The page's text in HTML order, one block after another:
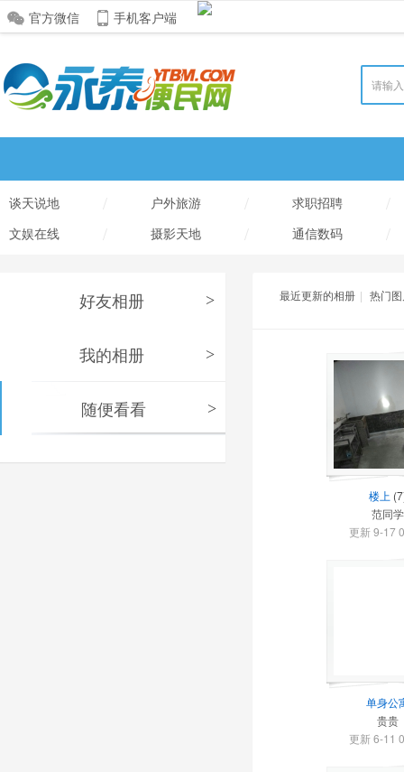
官方微信 手机客户端
谈天说地 户外旅游 求职招聘
文娱在线 摄影天地 通信数码
好友相册 >
我的相册 >
随便看看 >
最近更新的相册 | 热门
楼上
范同学
更新 9-17
单身公
贵贵
更新 6-11